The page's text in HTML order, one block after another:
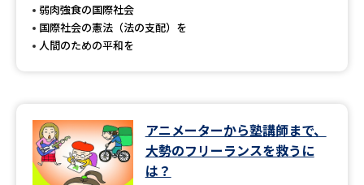
SELFBRAND特集ページ
来場型・Web型イベント特集 夢ナビライブ
弱肉強食の国際社会
国際社会の憲法（法の支配）を
人間のための平和を
アニメーターから塾講師まで、
大勢のフリーランスを救うに
は？